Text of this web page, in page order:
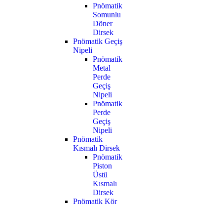
Pnömatik
Somunlu
Döner
Dirsek
Pnömatik Geçiş
Nipeli
Pnömatik
Metal
Perde
Geçiş
Nipeli
Pnömatik
Perde
Geçiş
Nipeli
Pnömatik
Kısmalı Dirsek
Pnömatik
Piston
Üstü
Kısmalı
Dirsek
Pnömatik Kör